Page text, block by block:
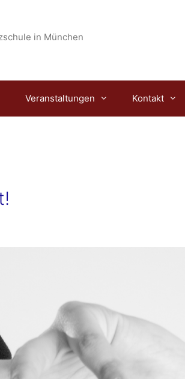
in München
Veranstaltungen Kontakt